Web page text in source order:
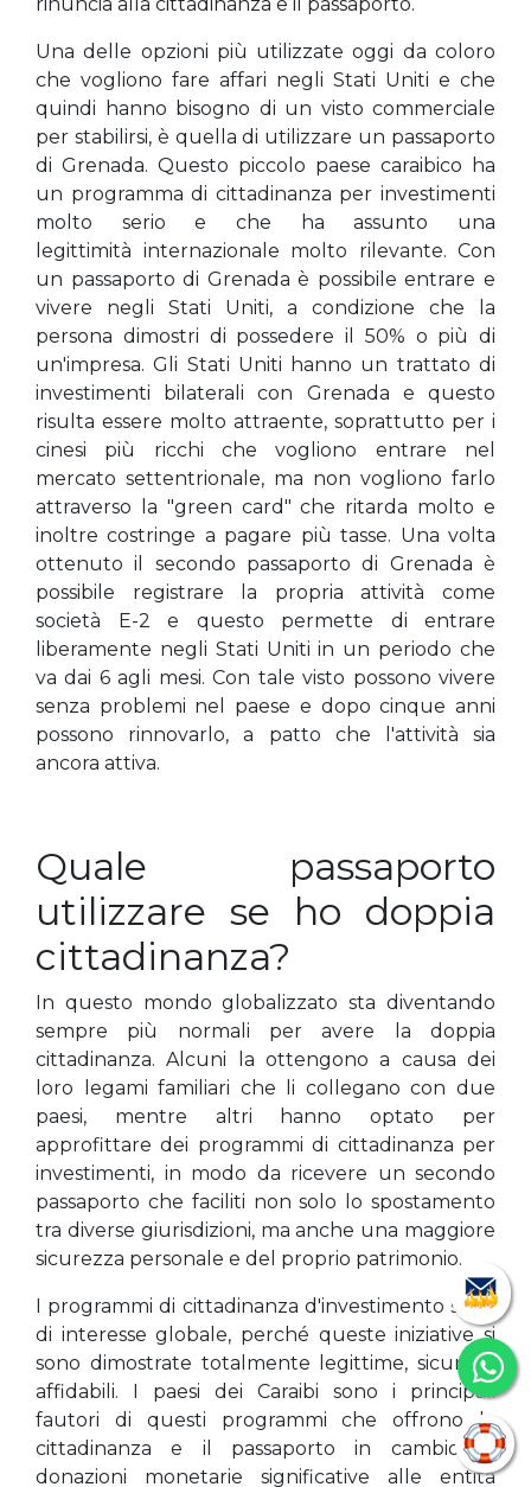
Una delle opzioni più utilizzate oggi da coloro
che vogliono fare affari negli Stati Uniti e che
quindi hanno bisogno di un visto commerciale
per stabilirsi, è quella di utilizzare un passaporto
di Grenada. Questo piccolo paese caraibico ha
un programma di cittadinanza per investimenti
molto serio e che ha assunto una
legittimità internazionale molto rilevante. Con
un passaporto di Grenada è possibile entrare e
vivere negli Stati Uniti, a condizione che la
persona dimostri di possedere il 50% o più di
un'impresa. Gli Stati Uniti hanno un trattato di
investimenti bilaterali con Grenada e questo
risulta essere molto attraente, soprattutto per i
cinesi più ricchi che vogliono entrare nel
mercato settentrionale, ma non vogliono farlo
attraverso la "green card" che ritarda molto e
inoltre costringe a pagare più tasse. Una volta
ottenuto il secondo passaporto di Grenada è
possibile registrare la propria attività come
società E-2 e questo permette di entrare
liberamente negli Stati Uniti in un periodo che
va dai 6 agli mesi. Con tale visto possono vivere
senza problemi nel paese e dopo cinque anni
possono rinnovarlo, a patto che l'attività sia
ancora attiva.
Quale passaporto
utilizzare se ho doppia
cittadinanza?
In questo mondo globalizzato sta diventando
sempre più normali per avere la doppia
cittadinanza. Alcuni la ottengono a causa dei
loro legami familiari che li collegano con due
paesi, mentre altri hanno optato per
approfittare dei programmi di cittadinanza per
investimenti, in modo da ricevere un secondo
passaporto che faciliti non solo lo spostamento
tra diverse giurisdizioni, ma anche una maggiore
sicurezza personale e del proprio patrimonio.
I programmi di cittadinanza d'investimento sono
di interesse globale, perché queste iniziative si
sono dimostrate totalmente legittime, sicure e
affidabili. I paesi dei Caraibi sono i principali
fautori di questi programmi che offrono la
cittadinanza e il passaporto in cambio di
donazioni monetarie significative alle entità